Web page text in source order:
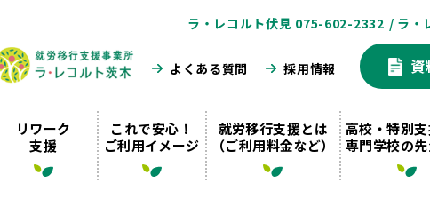
ラ・レコルト伏見 075-602-2332 / ラ・
よくある質問 採用情報 資
リワーク
支援
これで安心！
ご利用イメージ
就労移行支援とは
（ご利用料金など）
高校・特別
専門学校の